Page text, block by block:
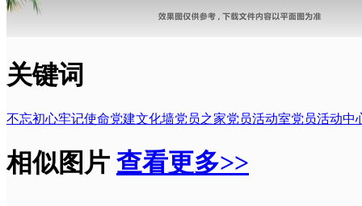
关键词
不忘初心牢记使命党建文化墙党员之家党员活动室党员活动中
相似图片 查看更多>>